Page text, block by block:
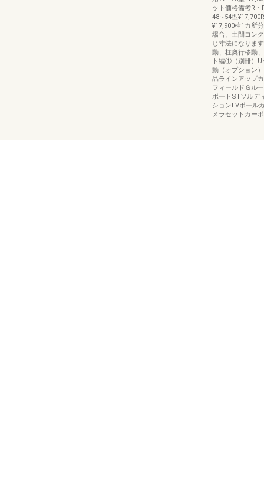
ット価格備考R
48∼54型
¥17,900柱1カ所
場合、土間コン
じ寸法になりま
動、柱奥行移動
ト編①（別冊）
動（オプション
品ラインアップ
フィールドＧル
ポートSTソルデ
ションEVポール
メラセットカー